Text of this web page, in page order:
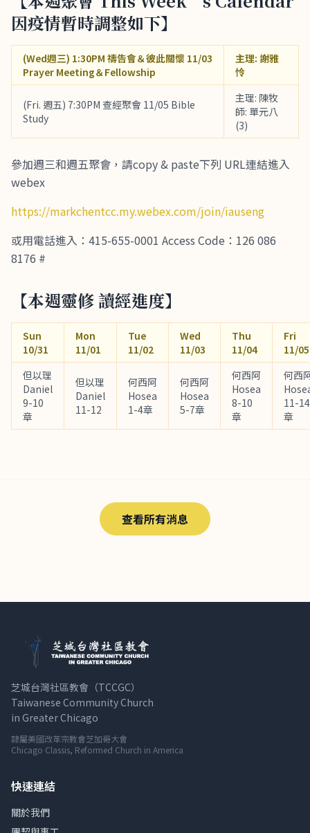
因疫情暫時調整如下】
(Wed週三) 1:30PM 禱告會＆彼此關懷 11/03
Prayer Meeting＆Fellowship
主理: 謝雅
怜
(Fri. 週五) 7:30PM 查經聚會 11/05 Bible
Study
主理: 陳牧
師: 單元八
(3)
參加週三和週五聚會，請copy & paste下列 URL連結進入
webex
https://markchentcc.my.webex.com/join/iauseng
或用電話進入：415-655-0001 Access Code：126 086
8176 #
【本週靈修 讀經進度】
Sun
10/31
Mon
11/01
Tue
11/02
Wed
11/03
Thu
11/04
Fri
11/05
但以理
Daniel
9-10
章
但以理
Daniel
11-12
何西阿
Hosea
1-4章
何西阿
Hosea
5-7章
何西阿
Hosea
8-10
章
何西
11-14
章
查看所有消息
芝城台灣社區教會（TCCGC）
Taiwanese Community Church
in Greater Chicago
隸屬美國改革宗教會芝加哥大會
Chicago Classis, Reformed Church in America
快速連結
關於我們